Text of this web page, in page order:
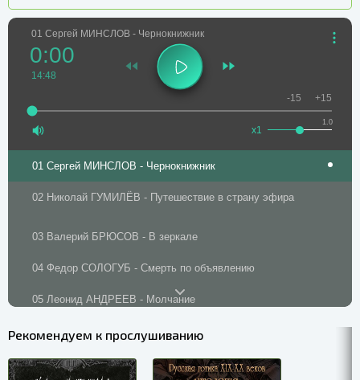
01 Сергей МИНСЛОВ - Чернокнижник
0:00
14:48
1.0
x1
-15 +15
01 Сергей МИНСЛОВ - Чернокнижник
02 Николай ГУМИЛЁВ - Путешествие в страну эфира
03 Валерий БРЮСОВ - В зеркале
04 Федор СОЛОГУБ - Смерть по объявлению
05 Леонид АНДРЕЕВ - Молчание
06 Антон ЧЕХОВ - Черный монах
07 Михаил АРЦЫБАШЕВ - Злодеи
Рекомендуем к прослушиванию